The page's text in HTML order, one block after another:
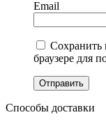
Email
Сохранить
браузере для
Отправить
Способы доставки